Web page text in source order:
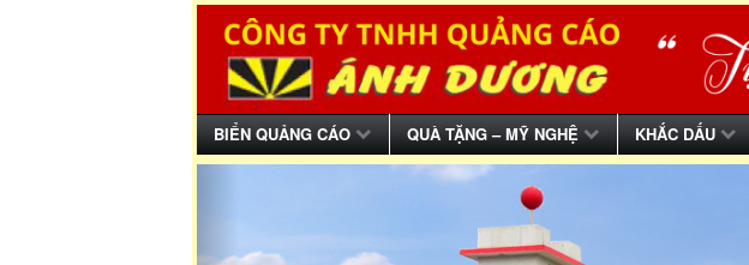
BIỂN QUẢNG CÁO QUÀ TẶNG – MỸ NGHỆ KHẮC DẤU